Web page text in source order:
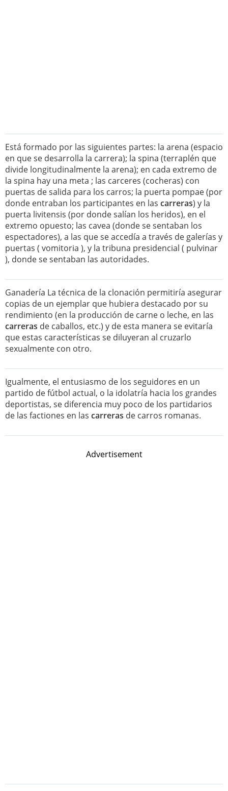
Está formado por las siguientes partes: la arena (espacio
en que se desarrolla la carrera); la spina (terraplén que
divide longitudinalmente la arena); en cada extremo de
la spina hay una meta ; las carceres (cocheras) con
puertas de salida para los carros; la puerta pompae (por
donde entraban los participantes en las carreras) y la
puerta livitensis (por donde salían los heridos), en el
extremo opuesto; las cavea (donde se sentaban los
espectadores), a las que se accedía a través de galerías y
puertas ( vomitoria ), y la tribuna presidencial ( pulvinar
), donde se sentaban las autoridades.
Ganadería La técnica de la clonación permitiría asegurar
copias de un ejemplar que hubiera destacado por su
rendimiento (en la producción de carne o leche, en las
carreras de caballos, etc.) y de esta manera se evitaría
que estas características se diluyeran al cruzarlo
sexualmente con otro.
Igualmente, el entusiasmo de los seguidores en un
partido de fútbol actual, o la idolatría hacia los grandes
deportistas, se diferencia muy poco de los partidarios
de las factiones en las carreras de carros romanas.
Advertisement